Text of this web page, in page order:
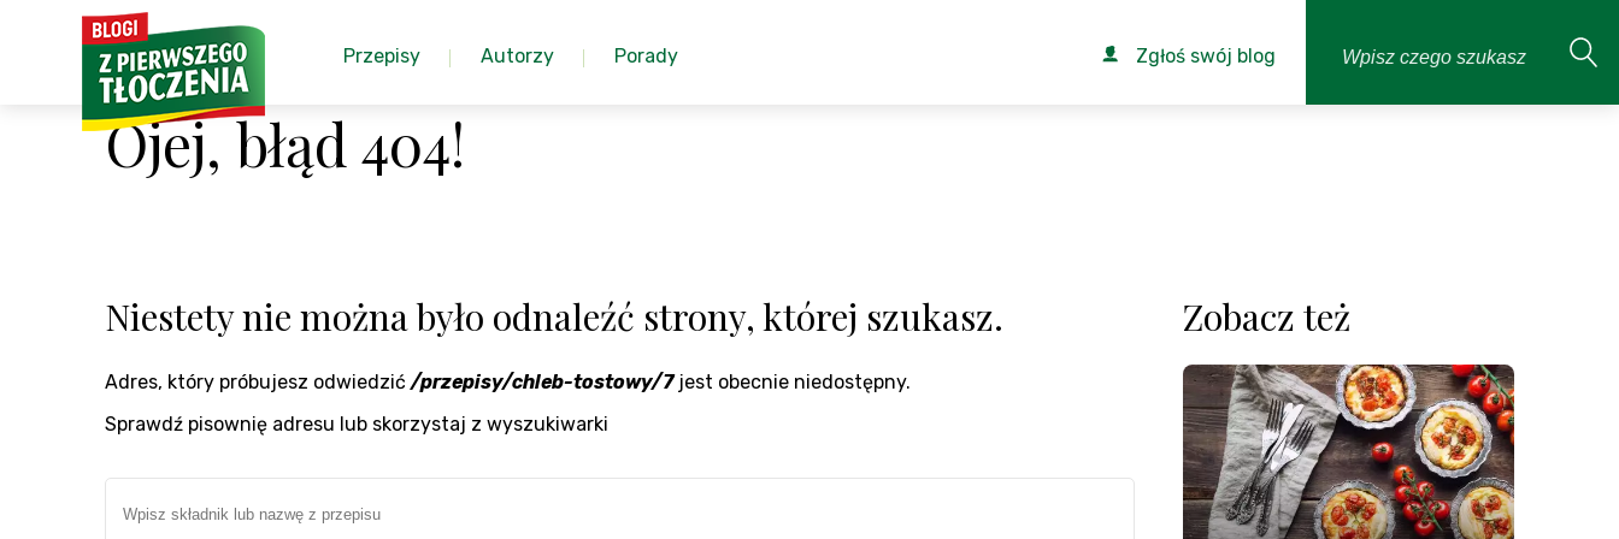
Przepisy Autorzy Porady Zgłoś swój blog
Ojej, błąd 404!
Niestety nie można było odnaleźć strony, której szukasz.
Adres, który próbujesz odwiedzić/przepisy/chleb-tostowy/7jest obecnie niedostępny.
Sprawdź pisownię adresu lub skorzystaj z wyszukiwarki
Zobacz też